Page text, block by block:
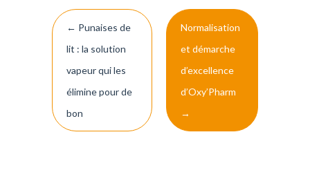
Post
navigation
← Punaises de
lit : la solution
vapeur qui les
élimine pour de
bon
Normalisation
et démarche
d’excellence
d’Oxy’Pharm
→